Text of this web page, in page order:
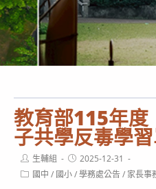
教育部115年
子共學反毒學習
Post
author:
生輔組
Post
published:
2025-12-31
Post國中 / 國小/學務處公告/ 家長事